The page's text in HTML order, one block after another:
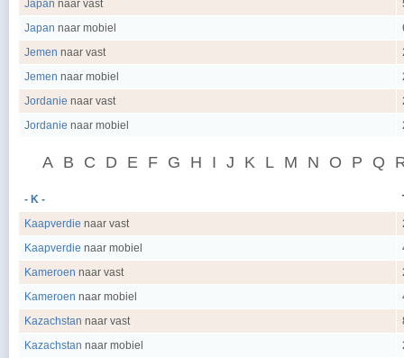
Japan naar vast
Japan naar mobiel
Jemen naar vast
Jemen naar mobiel
Jordanie naar vast
Jordanie naar mobiel
A B C D E F G H I J K L M N O P Q
- K -
Kaapverdie naar vast
Kaapverdie naar mobiel
Kameroen naar vast
Kameroen naar mobiel
Kazachstan naar vast
Kazachstan naar mobiel